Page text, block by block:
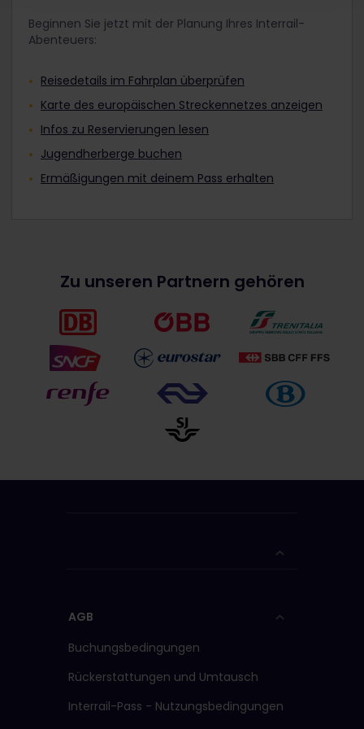
Beginnen Sie jetzt mit der Planung Ihres Interrail-
Abenteuers:
Reisedetails im Fahrplan überprüfen
Karte des europäischen Streckennetzes anzeigen
Infos zu Reservierungen lesen
Jugendherberge buchen
Ermäßigungen mit deinem Pass erhalten
Zu unseren Partnern gehören
AGB
Buchungsbedingungen
Rückerstattungen und Umtausch
Interrail-Pass - Nutzungsbedingungen